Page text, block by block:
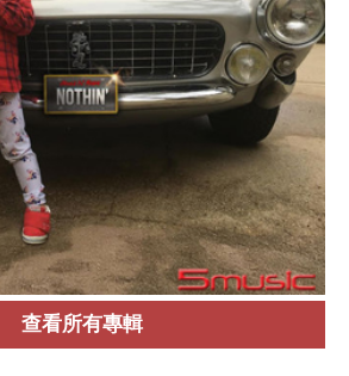
查看所有專輯